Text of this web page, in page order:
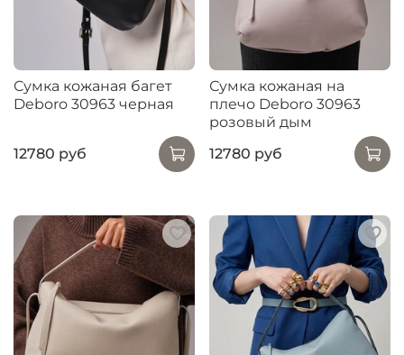
Сумка кожаная багет
Deboro 30963 черная
12780 руб
Сумка кожаная на
плечо Deboro 30963
розовый дым
12780 руб